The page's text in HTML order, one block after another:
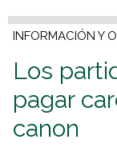
INFORMACIÓN Y
Los
pagar
canon